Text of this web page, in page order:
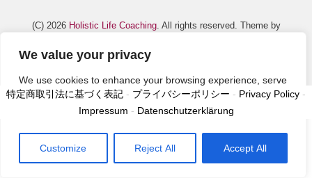
We value your privacy
We use cookies to enhance your browsing experience, serve
personalized ads or content, and analyze our traffic. By
clicking "Accept All", you consent to our use of cookies.
Customize Reject All Accept All
(C) 2026 Holistic Life Coaching. All rights reserved. Theme by
特定商取引法に基づく表記 - プライバシーポリシー - Privacy Policy -
Impressum - Datenschutzerklärung